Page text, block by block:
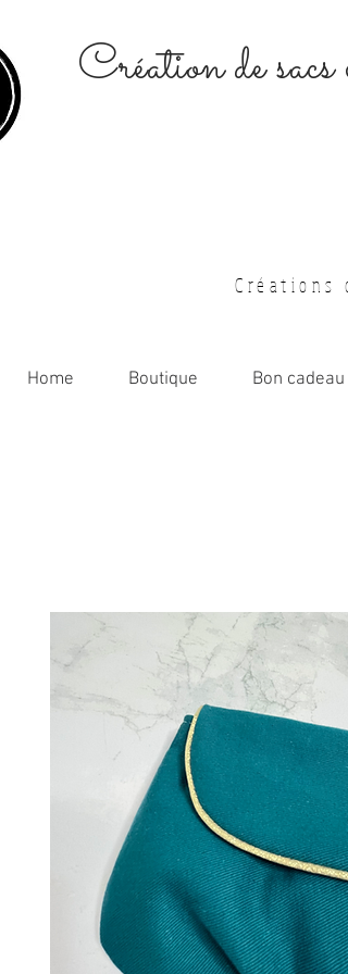
Création de sacs
Créations
Home Boutique Bon cadeau